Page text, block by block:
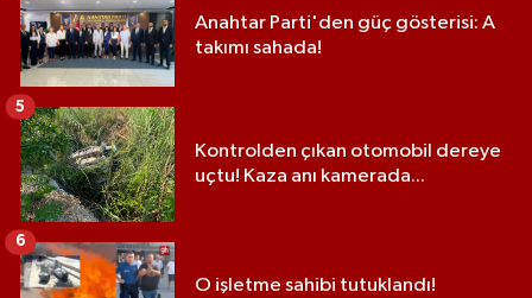
Anahtar Parti'den güç gösterisi: A
takımı sahada!
Kontrolden çıkan otomobil dereye
uçtu! Kaza anı kamerada...
5
O işletme sahibi tutuklandı!
6